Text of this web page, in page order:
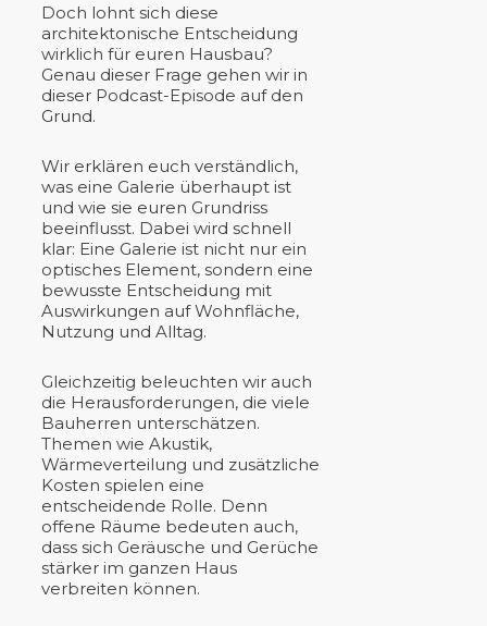
Doch lohnt sich diese
architektonische Entscheidung
wirklich für euren Hausbau?
Genau dieser Frage gehen wir in
dieser Podcast-Episode auf den
Grund.
Wir erklären euch verständlich,
was eine Galerie überhaupt ist
und wie sie euren Grundriss
beeinflusst. Dabei wird schnell
klar: Eine Galerie ist nicht nur ein
optisches Element, sondern eine
bewusste Entscheidung mit
Auswirkungen auf Wohnfläche,
Nutzung und Alltag.
Gleichzeitig beleuchten wir auch
die Herausforderungen, die viele
Bauherren unterschätzen.
Themen wie Akustik,
Wärmeverteilung und zusätzliche
Kosten spielen eine
entscheidende Rolle. Denn
offene Räume bedeuten auch,
dass sich Geräusche und Gerüche
stärker im ganzen Haus
verbreiten können.